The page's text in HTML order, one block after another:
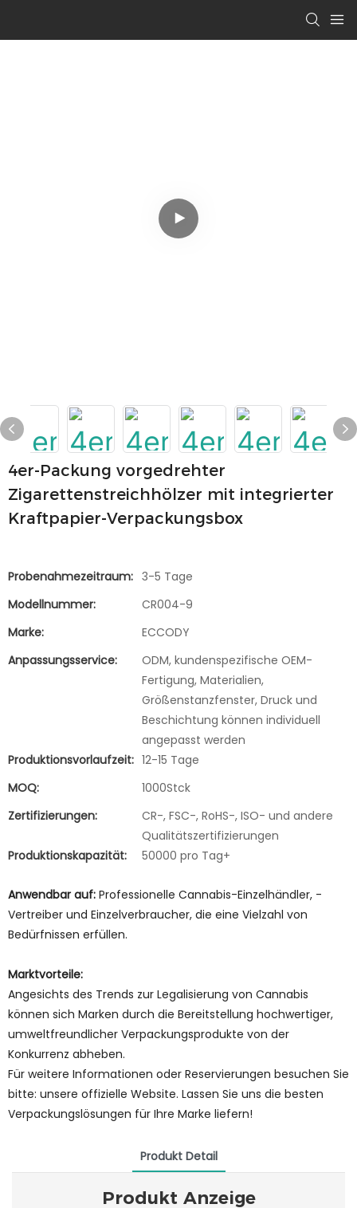
4er-Packung vorgedrehter
Zigarettenstreichhölzer mit integrierter
Kraftpapier-Verpackungsbox
Anwendbar auf: Professionelle Cannabis-Einzelhändler, -
Vertreiber und Einzelverbraucher, die eine Vielzahl von
Bedürfnissen erfüllen.
Marktvorteile:
Angesichts des Trends zur Legalisierung von Cannabis
können sich Marken durch die Bereitstellung hochwertiger,
umweltfreundlicher Verpackungsprodukte von der
Konkurrenz abheben.
Für weitere Informationen oder Reservierungen besuchen Sie
bitte: unsere offizielle Website. Lassen Sie uns die besten
Verpackungslösungen für Ihre Marke liefern!
Probenahmezeitraum: 3-5 Tage
Modellnummer:
CR004-9
Marke:
ECCODY
Anpassungsservice:
ODM, kundenspezifische OEM-
Fertigung, Materialien,
Größenstanzfenster, Druck und
Beschichtung können individuell
angepasst werden
Produktionsvorlaufzeit: 12-15 Tage
MOQ:
1000Stck
Zertifizierungen:
CR-, FSC-, RoHS-, ISO- und andere
Qualitätszertifizierungen
Produktionskapazität:
50000 pro Tag+
Produkt Detail
Produkt Anzeige